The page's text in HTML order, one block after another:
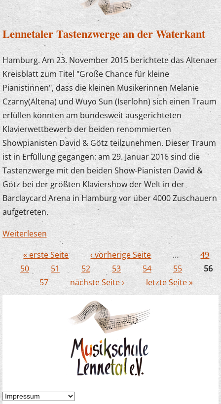
Lennetaler Tastenzwerge an der Waterkant
Hamburg. Am 23. November 2015 berichtete das Altenaer
Kreisblatt zum Titel "Große Chance für kleine
Pianistinnen", dass die kleinen Musikerinnen Melanie
Czarny(Altena) und Wuyo Sun (Iserlohn) sich einen Traum
erfüllen könnten am bundesweit ausgerichteten
Klavierwettbewerb der beiden renommierten
Showpianisten David & Götz teilzunehmen. Dieser Traum
ist in Erfüllung gegangen: am 29. Januar 2016 sind die
Tastenzwerge mit den beiden Show-Pianisten David &
Götz bei der größten Klaviershow der Welt in der
Barclaycard Arena in Hamburg vor über 4000 Zuschauern
aufgetreten.
Weiterlesen über Lennetaler Tastenzwerge an der
Waterkant
Seiten
« erste Seite ‹ vorherige Seite …
49
50
51 52 53 54 55
56
57
nächste Seite › letzte Seite »